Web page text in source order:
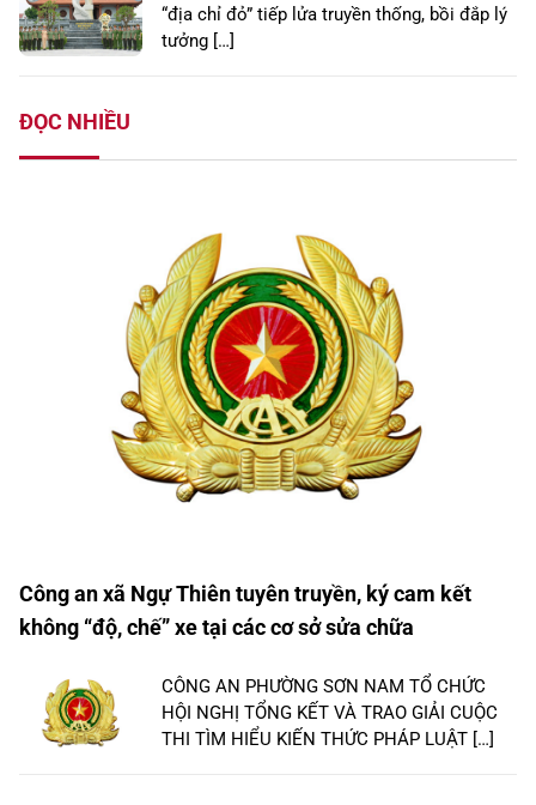
“địa chỉ đỏ” tiếp lửa truyền thống, bồi đắp lý
tưởng […]
ĐỌC NHIỀU
Công an xã Ngự Thiên tuyên truyền, ký cam kết
không “độ, chế” xe tại các cơ sở sửa chữa
CÔNG AN PHƯỜNG SƠN NAM TỔ CHỨC
HỘI NGHỊ TỔNG KẾT VÀ TRAO GIẢI CUỘC
THI TÌM HIỂU KIẾN THỨC PHÁP LUẬT […]